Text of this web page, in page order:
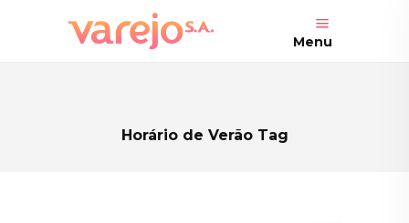
Menu
Horário de Verão Tag